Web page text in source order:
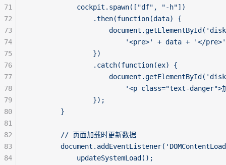
            cockpit.spawn(["df", "-h"])
                .then(function(data) {
'<pre>' + data + '</
                })
                .catch(function(ex) {
'<p class="text-danger">
                });
        }
        // 页面加载时更新数据
            updateSystemLoad();
71
72
73
74
75
76
77
78
79
80
81
82
83
84